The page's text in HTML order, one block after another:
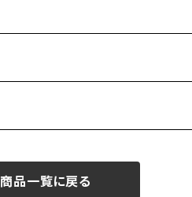
商品一覧に戻る